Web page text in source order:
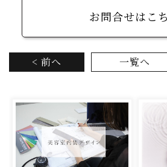
お問合せはこ
< 前へ 一覧へ